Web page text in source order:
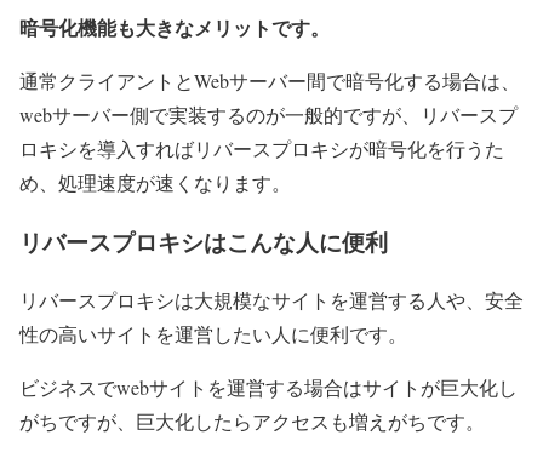
暗号化機能も大きなメリットです。
通常クライアントとWebサーバー間で暗号化する場合は、
webサーバー側で実装するのが一般的ですが、リバースプ
ロキシを導入すればリバースプロキシが暗号化を行うた
め、処理速度が速くなります。
リバースプロキシはこんな人に便利
リバースプロキシは大規模なサイトを運営する人や、安全
性の高いサイトを運営したい人に便利です。
ビジネスでwebサイトを運営する場合はサイトが巨大化し
がちですが、巨大化したらアクセスも増えがちです。